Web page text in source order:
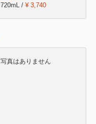
720mL / ¥ 3,740
写真はありません